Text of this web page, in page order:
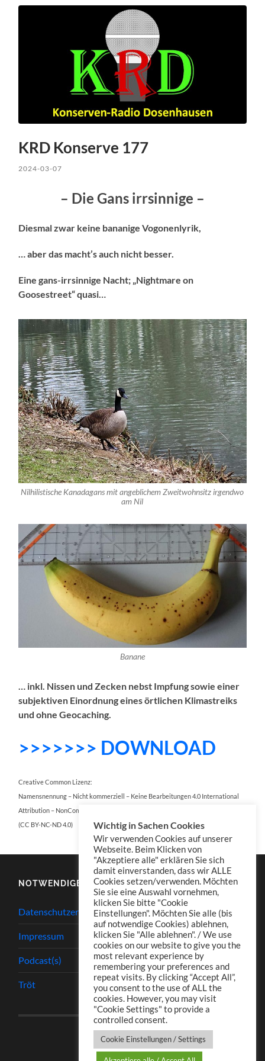
KRD Konserve 177
2024-03-07
– Die Gans irrsinnige –
Diesmal zwar keine bananige Vogonenlyrik,
… aber das macht’s auch nicht besser.
Eine gans-irrsinnige Nacht; „Nightmare on
Goosestreet“ quasi…
Nilhilistische Kanadagans mit angeblichem Zweitwohnsitz irgendwo
am Nil
Banane
… inkl. Nissen und Zecken nebst Impfung sowie einer
subjektiven Einordnung eines örtlichen Klimastreiks
und ohne Geocaching.
>>>>>>> DOWNLOAD
Creative Common Lizenz:
Namensnennung – Nicht kommerziell – Keine Bearbeitungen 4.0 International
Attribution – NonCommercial – NoDerivatives 4.0 International
(CC BY-NC-ND 4.0)
NOTWENDIGES
Datenschutzerklärung
Impressum
Podcast(s)
Tröt
Wichtig in Sachen Cookies
Wir verwenden Cookies auf unserer
Webseite. Beim Klicken von
"Akzeptiere alle" erklären Sie sich
damit einverstanden, dass wir ALLE
Cookies setzen/verwenden. Möchten
Sie sie eine Auswahl vornehmen,
klicken Sie bitte "Cookie
Einstellungen". Möchten Sie alle (bis
auf notwendige Cookies) ablehnen,
klicken Sie "Alle ablehnen". / We use
cookies on our website to give you the
most relevant experience by
remembering your preferences and
repeat visits. By clicking “Accept All”,
you consent to the use of ALL the
cookies. However, you may visit
"Cookie Settings" to provide a
controlled consent.
Cookie Einstellungen / Settings